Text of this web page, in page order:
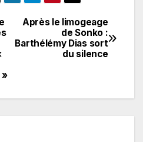
Après le limogeage
de Sonko :
Barthélémy Dias sort
du silence
»